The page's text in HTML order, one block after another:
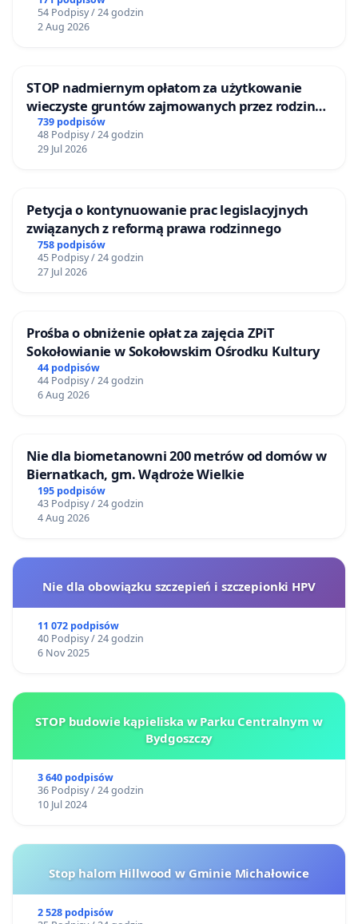
54 Podpisy / 24 godzin
2 Aug 2026
STOP nadmiernym opłatom za użytkowanie
wieczyste gruntów zajmowanych przez rodzinne
ogrody działkowe.
739 podpisów
48 Podpisy / 24 godzin
29 Jul 2026
Petycja o kontynuowanie prac legislacyjnych
związanych z reformą prawa rodzinnego
758 podpisów
45 Podpisy / 24 godzin
27 Jul 2026
Prośba o obniżenie opłat za zajęcia ZPiT
Sokołowianie w Sokołowskim Ośrodku Kultury
44 podpisów
44 Podpisy / 24 godzin
6 Aug 2026
Nie dla biometanowni 200 metrów od domów w
Biernatkach, gm. Wądroże Wielkie
195 podpisów
43 Podpisy / 24 godzin
4 Aug 2026
Nie dla obowiązku szczepień i szczepionki HPV
11 072 podpisów
40 Podpisy / 24 godzin
6 Nov 2025
STOP budowie kąpieliska w Parku Centralnym w
Bydgoszczy
3 640 podpisów
36 Podpisy / 24 godzin
10 Jul 2024
Stop halom Hillwood w Gminie Michałowice
2 528 podpisów